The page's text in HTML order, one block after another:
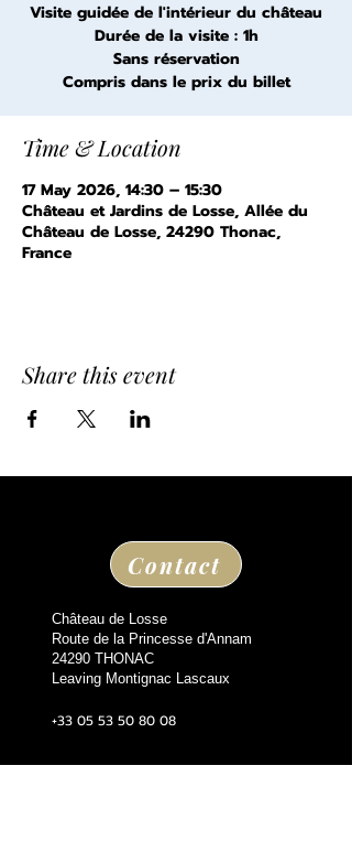
Visite guidée de l'intérieur du château
Durée de la visite : 1h
Sans réservation
Compris dans le prix du billet
Time & Location
17 May 2026, 14:30 – 15:30
Château et Jardins de Losse, Allée du
Château de Losse, 24290 Thonac,
France
Share this event
Contact
Château de Losse
Route de la Princesse d'Annam
24290 THONAC
Leaving Montignac Lascaux
+33 05 53 50 80 08